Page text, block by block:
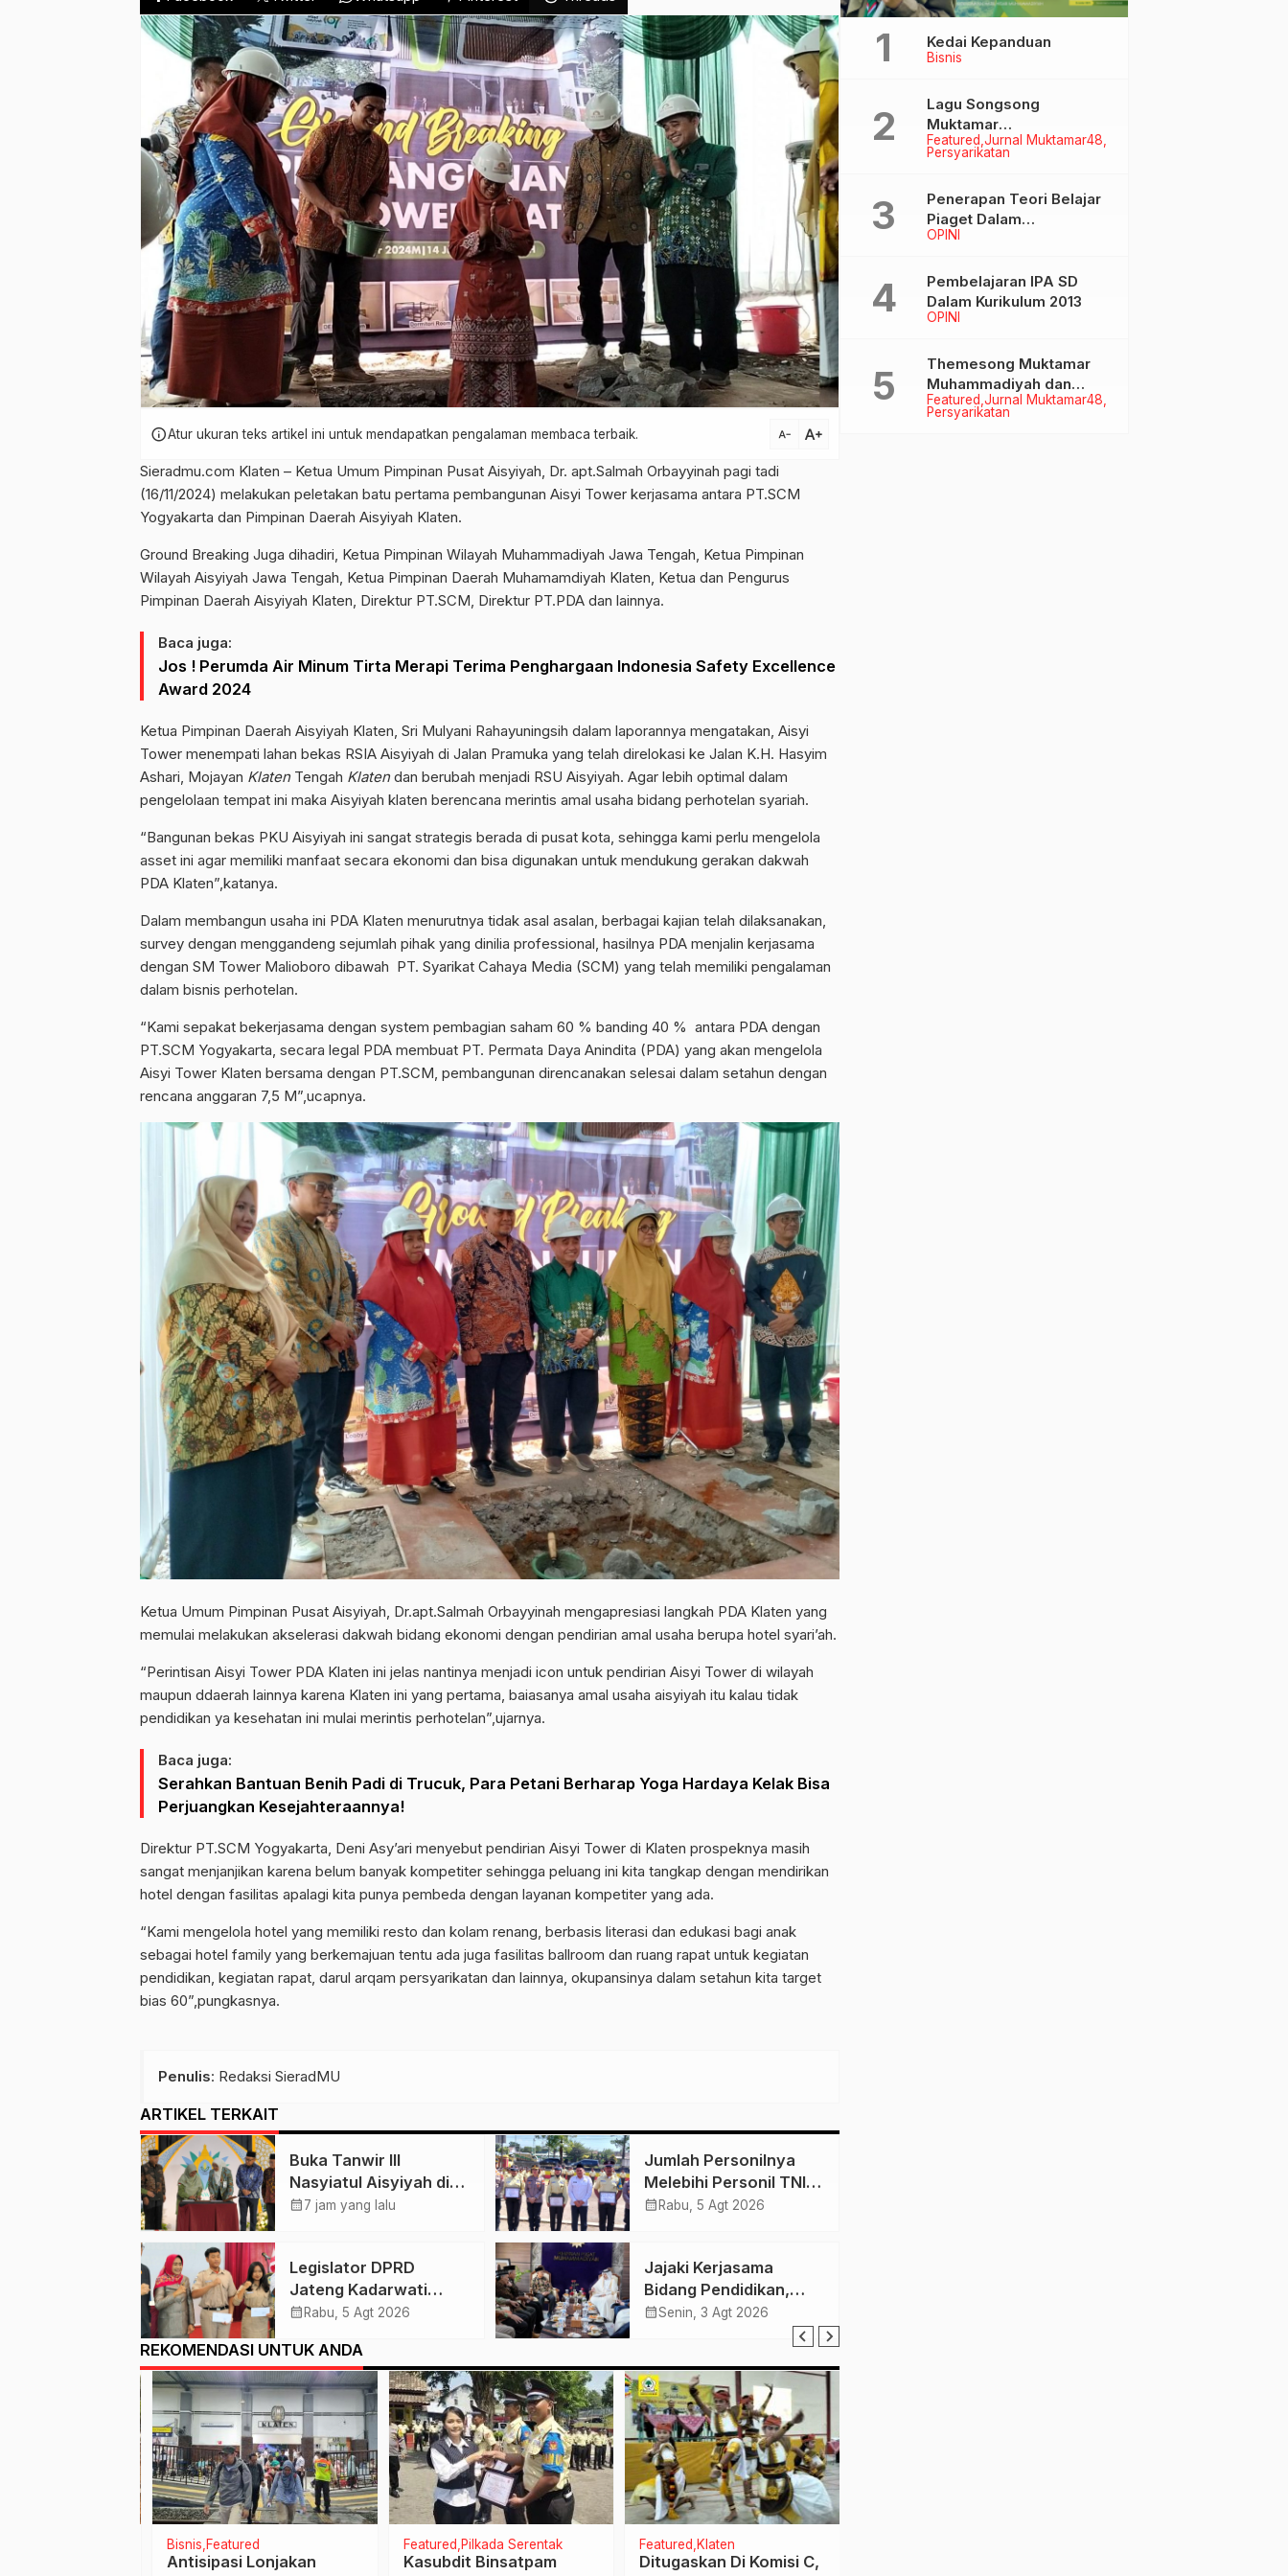
infoAtur ukuran teks artikel ini untuk mendapatkan pengalaman membaca terbaik. text_decrease text_increase
Sieradmu.com Klaten – Ketua Umum Pimpinan Pusat Aisyiyah, Dr. apt.Salmah Orbayyinah pagi tadi
(16/11/2024) melakukan peletakan batu pertama pembangunan Aisyi Tower kerjasama antara PT.SCM
Yogyakarta dan Pimpinan Daerah Aisyiyah Klaten.
Ground Breaking Juga dihadiri, Ketua Pimpinan Wilayah Muhammadiyah Jawa Tengah, Ketua Pimpinan
Wilayah Aisyiyah Jawa Tengah, Ketua Pimpinan Daerah Muhamamdiyah Klaten, Ketua dan Pengurus
Pimpinan Daerah Aisyiyah Klaten, Direktur PT.SCM, Direktur PT.PDA dan lainnya.
Baca juga:
Jos ! Perumda Air Minum Tirta Merapi Terima Penghargaan Indonesia Safety Excellence
Award 2024
Ketua Pimpinan Daerah Aisyiyah Klaten, Sri Mulyani Rahayuningsih dalam laporannya mengatakan, Aisyi
Tower menempati lahan bekas RSIA Aisyiyah di Jalan Pramuka yang telah direlokasi ke Jalan K.H. Hasyim
Ashari, Mojayan KlatenTengah Klatendan berubah menjadi RSU Aisyiyah. Agar lebih optimal dalam
pengelolaan tempat ini maka Aisyiyah klaten berencana merintis amal usaha bidang perhotelan syariah.
“Bangunan bekas PKU Aisyiyah ini sangat strategis berada di pusat kota, sehingga kami perlu mengelola
asset ini agar memiliki manfaat secara ekonomi dan bisa digunakan untuk mendukung gerakan dakwah
PDA Klaten”,katanya.
Dalam membangun usaha ini PDA Klaten menurutnya tidak asal asalan, berbagai kajian telah dilaksanakan,
survey dengan menggandeng sejumlah pihak yang dinilia professional, hasilnya PDA menjalin kerjasama
dengan SM Tower Malioboro dibawah PT. Syarikat Cahaya Media (SCM) yang telah memiliki pengalaman
dalam bisnis perhotelan.
“Kami sepakat bekerjasama dengan system pembagian saham 60 % banding 40 % antara PDA dengan
PT.SCM Yogyakarta, secara legal PDA membuat PT. Permata Daya Anindita (PDA) yang akan mengelola
Aisyi Tower Klaten bersama dengan PT.SCM, pembangunan direncanakan selesai dalam setahun dengan
rencana anggaran 7,5 M”,ucapnya.
Ketua Umum Pimpinan Pusat Aisyiyah, Dr.apt.Salmah Orbayyinah mengapresiasi langkah PDA Klaten yang
memulai melakukan akselerasi dakwah bidang ekonomi dengan pendirian amal usaha berupa hotel syari’ah.
“Perintisan Aisyi Tower PDA Klaten ini jelas nantinya menjadi icon untuk pendirian Aisyi Tower di wilayah
maupun ddaerah lainnya karena Klaten ini yang pertama, baiasanya amal usaha aisyiyah itu kalau tidak
pendidikan ya kesehatan ini mulai merintis perhotelan”,ujarnya.
Baca juga:
Serahkan Bantuan Benih Padi di Trucuk, Para Petani Berharap Yoga Hardaya Kelak Bisa
Perjuangkan Kesejahteraannya!
Direktur PT.SCM Yogyakarta, Deni Asy’ari menyebut pendirian Aisyi Tower di Klaten prospeknya masih
sangat menjanjikan karena belum banyak kompetiter sehingga peluang ini kita tangkap dengan mendirikan
hotel dengan fasilitas apalagi kita punya pembeda dengan layanan kompetiter yang ada.
“Kami mengelola hotel yang memiliki resto dan kolam renang, berbasis literasi dan edukasi bagi anak
sebagai hotel family yang berkemajuan tentu ada juga fasilitas ballroom dan ruang rapat untuk kegiatan
pendidikan, kegiatan rapat, darul arqam persyarikatan dan lainnya, okupansinya dalam setahun kita target
bias 60”,pungkasnya.
Penulis: Redaksi SieradMU
ARTIKEL TERKAIT
Buka Tanwir III
Nasyiatul Aisyiyah di
Solo, Agung Danarto
calendar_month7 jam yang lalu
Jumlah Personilnya
Melebihi Personil TNI-
Polri, Dirut PT Garda
Sepelekan Profesi
Satpam
calendar_month Rabu, 5 Agt 2026
Legislator DPRD
Jateng Kadarwati
Pastikan Para
Aspirasi Puan
Maharani Tepat
Sasaran
calendar_month Rabu, 5 Agt 2026
Jajaki Kerjasama
Bidang Pendidikan,
Kesehatan dan Tenaga
Kunjungan Dubes
Qatar
calendar_monthSenin, 3 Agt 2026
REKOMENDASI UNTUK ANDA
Bisnis Featured
Antisipasi Lonjakan
Featured Pilkada Serentak
Kasubdit Binsatpam
Featured Klaten
Ditugaskan Di Komisi C,
Bisnis
Kedai Kepanduan
Featured Jurnal Muktamar48
Persyarikatan
Lagu Songsong
Muktamar
Muhammadiyah &
Aisyiyah ke-48
OPINI
Penerapan Teori Belajar
Piaget Dalam
Pembelanjaran IPA SD
OPINI
Pembelajaran IPA SD
Dalam Kurikulum 2013
Featured Jurnal Muktamar48
Persyarikatan
Themesong Muktamar
Muhammadiyah dan
Aisyiyah Ke-48